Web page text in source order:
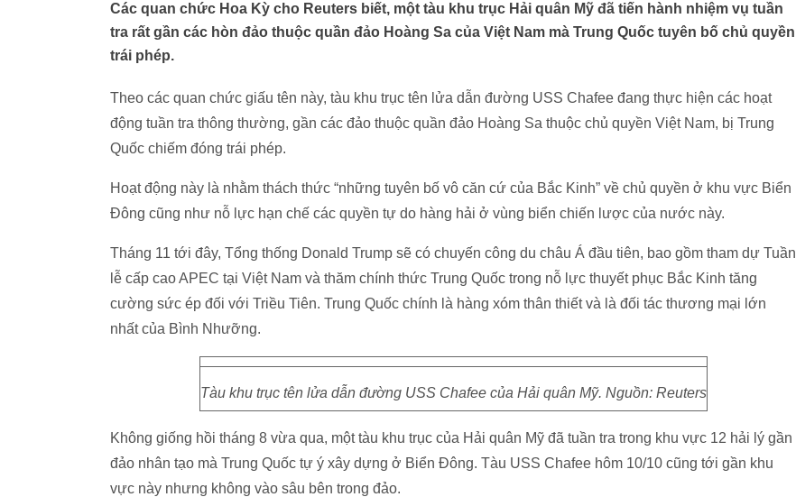
Các quan chức Hoa Kỳ cho Reuters biết, một tàu khu trục Hải quân Mỹ đã tiến hành nhiệm vụ tuần
tra rất gần các hòn đảo thuộc quần đảo Hoàng Sa của Việt Nam mà Trung Quốc tuyên bố chủ quyền
trái phép.
Theo các quan chức giấu tên này, tàu khu trục tên lửa dẫn đường USS Chafee đang thực hiện các hoạt
động tuần tra thông thường, gần các đảo thuộc quần đảo Hoàng Sa thuộc chủ quyền Việt Nam, bị Trung
Quốc chiếm đóng trái phép.
Hoạt động này là nhằm thách thức “những tuyên bố vô căn cứ của Bắc Kinh” về chủ quyền ở khu vực Biển
Đông cũng như nỗ lực hạn chế các quyền tự do hàng hải ở vùng biển chiến lược của nước này.
Tháng 11 tới đây, Tổng thống Donald Trump sẽ có chuyến công du châu Á đầu tiên, bao gồm tham dự Tuần
lễ cấp cao APEC tại Việt Nam và thăm chính thức Trung Quốc trong nỗ lực thuyết phục Bắc Kinh tăng
cường sức ép đối với Triều Tiên. Trung Quốc chính là hàng xóm thân thiết và là đối tác thương mại lớn
nhất của Bình Nhưỡng.
Tàu khu trục tên lửa dẫn đường USS Chafee của Hải quân Mỹ. Nguồn: Reuters
Không giống hồi tháng 8 vừa qua, một tàu khu trục của Hải quân Mỹ đã tuần tra trong khu vực 12 hải lý gần
đảo nhân tạo mà Trung Quốc tự ý xây dựng ở Biển Đông. Tàu USS Chafee hôm 10/10 cũng tới gần khu
vực này nhưng không vào sâu bên trong đảo.